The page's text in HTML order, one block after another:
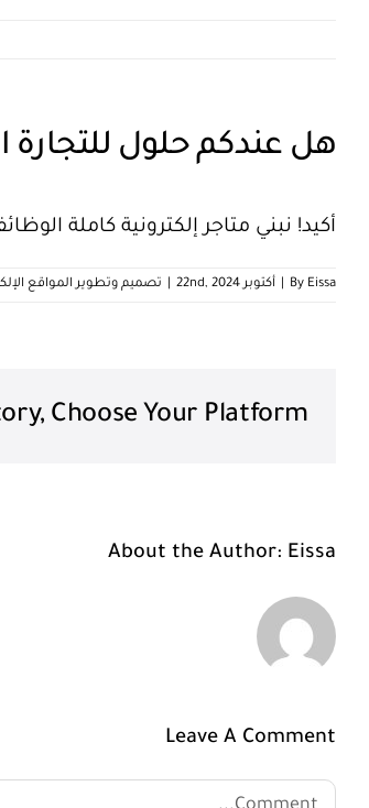
هل عندكم حلول للتجارة
أكيد! نبني متاجر إلكترونية كاملة
By Eissa أكتوبر 22nd, 2024 تصميم وتطوير المواقع
Choose Your Platform!
About the Author: Eissa
Leave A Comment
Comment